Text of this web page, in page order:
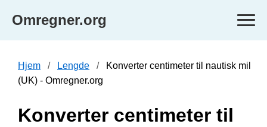
Omregner.org
Hjem Lengde
Konverter centimeter til nautisk mil
(UK) - Omregner.org
Konverter centimeter til